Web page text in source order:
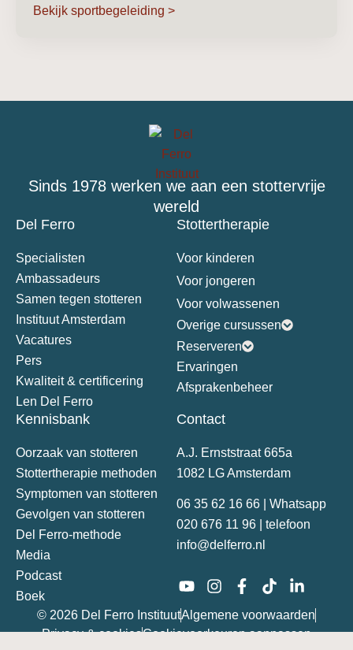
Bekijk sportbegeleiding >
Sinds 1978 werken we aan een stottervrije
wereld
Del Ferro
Specialisten
Ambassadeurs
Samen tegen stotteren
Instituut Amsterdam
Vacatures
Pers
Kwaliteit & certificering
Len Del Ferro
Stottertherapie
Voor kinderen
Voor jongeren
Voor volwassenen
Overige cursussen
Reserveren
Ervaringen
Afsprakenbeheer
Kennisbank
Oorzaak van stotteren
Stottertherapie methoden
Symptomen van stotteren
Gevolgen van stotteren
Del Ferro-methode
Media
Podcast
Boek
Contact
A.J. Ernststraat 665a
1082 LG Amsterdam
06 35 62 16 66 | Whatsapp
020 676 11 96 | telefoon
info@delferro.nl
© 2026 Del Ferro InstituutAlgemene voorwaarden
Privacy & cookiesCookievoorkeuren aanpassen